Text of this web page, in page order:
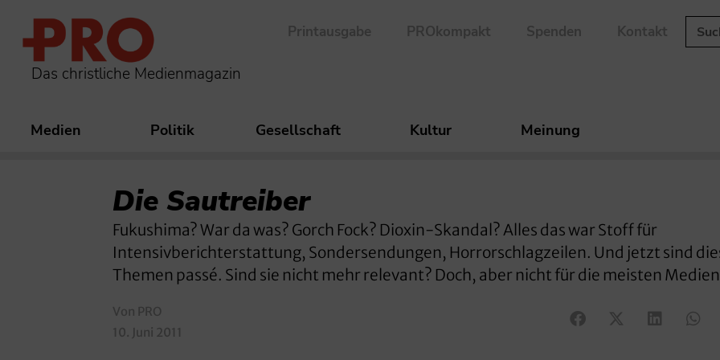
Das christliche Medienmagazin
Printausgabe PROkompakt Spenden Kontakt
Medien Politik Gesellschaft Kultur Meinung
Die Sautreiber
Fukushima? War da was? Gorch Fock? Dioxin-Skandal? Alles das war Stoff für
Intensivberichterstattung, Sondersendungen, Horrorschlagzeilen. Und jetzt sind
Themen passé. Sind sie nicht mehr relevant? Doch, aber nicht für die meisten
Von PRO
10. Juni 2011